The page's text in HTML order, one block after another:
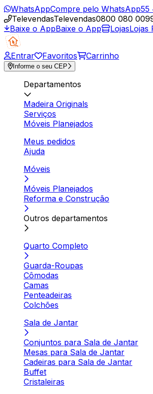
WhatsAppCompre pelo WhatsApp55
TelevendasTelevendas0800 080
Baixe o AppBaixe o App LojasLojas
Entrar Favoritos Carrinho
Informe o seu CEP
Departamentos
Madeira Originals
Serviços
Móveis Planejados
Meus pedidos
Ajuda
Móveis
Móveis Planejados
Reforma e Construção
Outros departamentos
Quarto Completo
Guarda-Roupas
Cômodas
Camas
Penteadeiras
Colchões
Sala de Jantar
Conjuntos para Sala de Jantar
Mesas para Sala de Jantar
Cadeiras para Sala de Jantar
Buffet
Cristaleiras